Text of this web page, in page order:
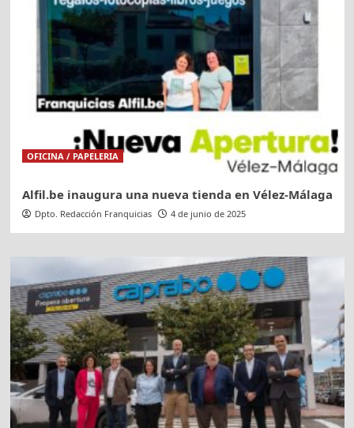
OFICINA / PAPELERIA
Alfil.be inaugura una nueva tienda en Vélez-Málaga
Dpto. Redacción Franquicias 4 de junio de 2025